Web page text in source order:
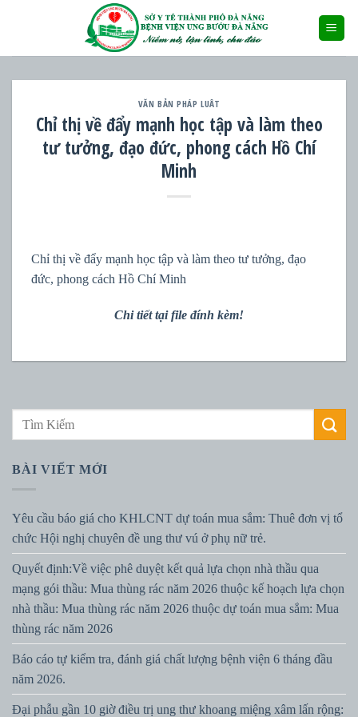
VĂN BẢN PHÁP LUÂT
Chỉ thị về đẩy mạnh học tập và làm theo
tư tưởng, đạo đức, phong cách Hồ Chí
Minh
Chỉ thị về đẩy mạnh học tập và làm theo tư tưởng, đạo
đức, phong cách Hồ Chí Minh
Chi tiết tại file đính kèm!
BÀI VIẾT MỚI
Yêu cầu báo giá cho KHLCNT dự toán mua sắm: Thuê đơn vị tổ
chức Hội nghị chuyên đề ung thư vú ở phụ nữ trẻ.
Quyết định:Về việc phê duyệt kết quả lựa chọn nhà thầu qua
mạng gói thầu: Mua thùng rác năm 2026 thuộc kế hoạch lựa chọn
nhà thầu: Mua thùng rác năm 2026 thuộc dự toán mua sắm: Mua
thùng rác năm 2026
Báo cáo tự kiểm tra, đánh giá chất lượng bệnh viện 6 tháng đầu
năm 2026.
Đại phẫu gần 10 giờ điều trị ung thư khoang miệng xâm lấn rộng: